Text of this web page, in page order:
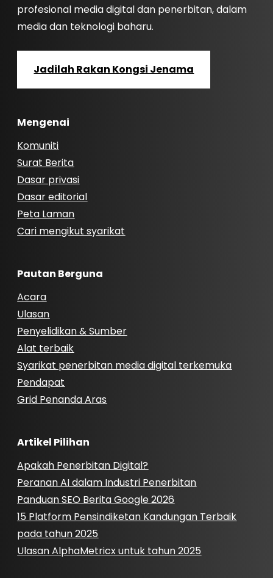
profesional media digital dan penerbitan, dalam
media dan teknologi baharu.
Jadilah Rakan Kongsi Jenama
Mengenai
Komuniti
Surat Berita
Dasar privasi
Dasar editorial
Peta Laman
Cari mengikut syarikat
Pautan Berguna
Acara
Ulasan
Penyelidikan & Sumber
Alat terbaik
Syarikat penerbitan media digital terkemuka
Pendapat
Grid Penanda Aras
Artikel Pilihan
Apakah Penerbitan Digital?
Peranan AI dalam Industri Penerbitan
Panduan SEO Berita Google 2026
15 Platform Pensindiketan Kandungan Terbaik
pada tahun 2025
Ulasan AlphaMetricx untuk tahun 2025